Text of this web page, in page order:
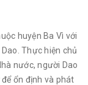
huyện Ba Vì với
Thực hiện chủ
nước, người Dao
ổn định và phát